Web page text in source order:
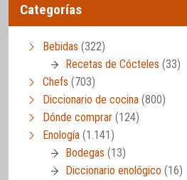
Categorías
Bebidas (322)
Recetas de Cócteles (33)
Chefs (703)
Diccionario de cocina (800)
Dónde comprar (124)
Enología (1.141)
Bodegas (13)
Diccionario enológico (16)